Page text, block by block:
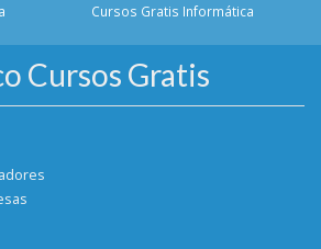
Cursos Gratis Informática
Cursos Gratis